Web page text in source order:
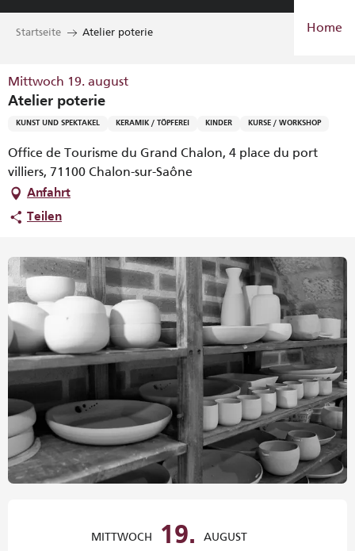
Aller
Home
Startseite Atelier poterie
Mittwoch 19. august
Atelier poterie
KUNST UND SPEKTAKEL KERAMIK / TÖPFEREI KINDER KURSE / WORKSHOP
Office de Tourisme du Grand Chalon, 4 place du port
villiers, 71100 Chalon-sur-Saône
Anfahrt
Teilen
MITTWOCH 19. AUGUST